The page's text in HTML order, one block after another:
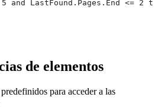
and LastFound.Pages.End <= 2
de elementos
para acceder a las